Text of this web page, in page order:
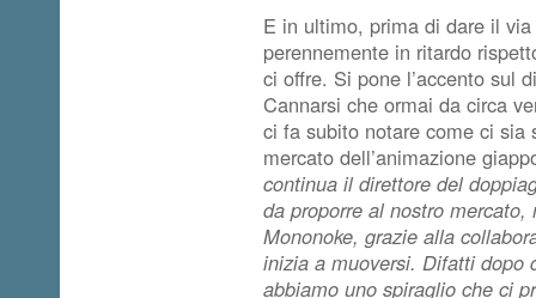
E in ultimo, prima di dare il
perennemente in ritardo
ci offre. Si pone l’accento sul
Cannarsi che ormai da circa
ci fa subito notare come ci sia
mercato dell’animazione
continua il direttore del
da proporre al nostro
Mononoke, grazie alla
inizia a muoversi. Difatti dopo
abbiamo uno spiraglio che ci